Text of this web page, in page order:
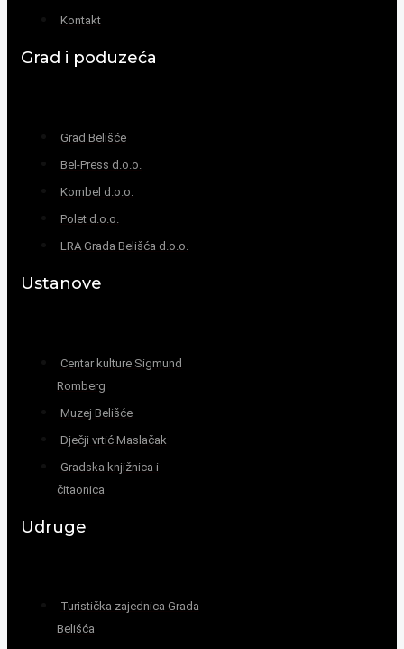
Kontakt
Grad i poduzeća
Grad Belišće
Bel-Press d.o.o.
Kombel d.o.o.
Polet d.o.o.
LRA Grada Belišća d.o.o.
Ustanove
Centar kulture Sigmund
Romberg
Muzej Belišće
Dječji vrtić Maslačak
Gradska knjižnica i
čitaonica
Udruge
Turistička zajednica Grada
Belišća